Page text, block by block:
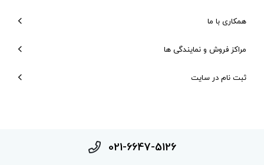
همکاری با ما
مراکز فروش و نمایندگی ها
ثبت نام در سایت
021-6647-5126